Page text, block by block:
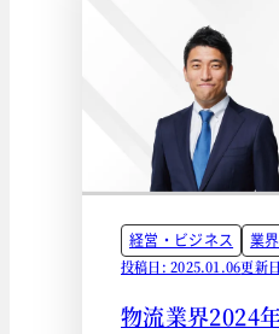
経営・ビジネス 業
投稿日: 2025.01.06更新
物流業界2024